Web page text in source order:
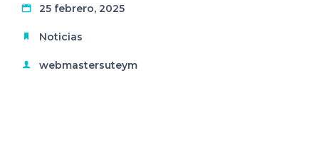
25 febrero, 2025
Noticias
webmastersuteym